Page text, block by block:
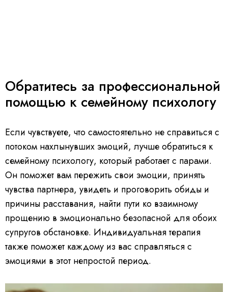
Обратитесь за профессиональной
помощью к семейному психологу
Если чувствуете, что самостоятельно не справиться с
потоком нахлынувших эмоций, лучше обратиться к
семейному психологу, который работает с парами.
Он поможет вам пережить свои эмоции, принять
чувства партнера, увидеть и проговорить обиды и
причины расставания, найти пути ко взаимному
прощению в эмоционально безопасной для обоих
супругов обстановке. Индивидуальная терапия
также поможет каждому из вас справляться с
эмоциями в этот непростой период.